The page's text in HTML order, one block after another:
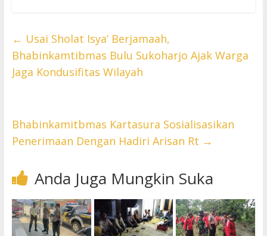
← Usai Sholat Isya’ Berjamaah,
Bhabinkamtibmas Bulu Sukoharjo Ajak Warga
Jaga Kondusifitas Wilayah
Bhabinkamitbmas Kartasura Sosialisasikan
Penerimaan Dengan Hadiri Arisan Rt →
Anda Juga Mungkin Suka